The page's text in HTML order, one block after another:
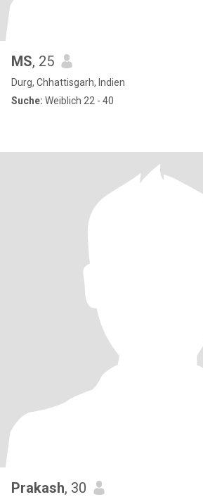
MS, 25
Durg, Chhattisgarh, Indien
Suche: Weiblich 22 - 40
Prakash, 30